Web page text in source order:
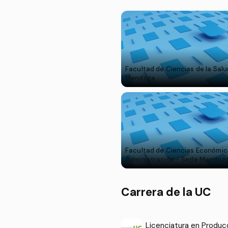
Facultad de Ciencias de la
Mendoza
Facultad de Ciencias
Administración - Sede
Carrera de la UC
Licenciatura en